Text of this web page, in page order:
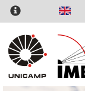
Pular
para
conteúdo
principal